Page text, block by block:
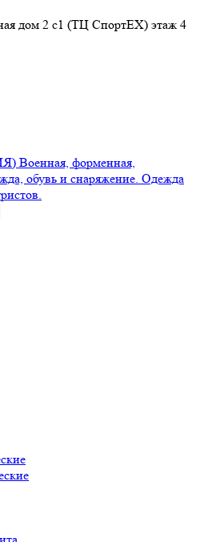
дом 2 с1 (ТЦ СпортEX) этаж 4